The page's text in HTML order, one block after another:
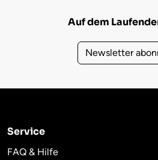
Auf dem
Newsletter
Service
FAQ & Hilfe